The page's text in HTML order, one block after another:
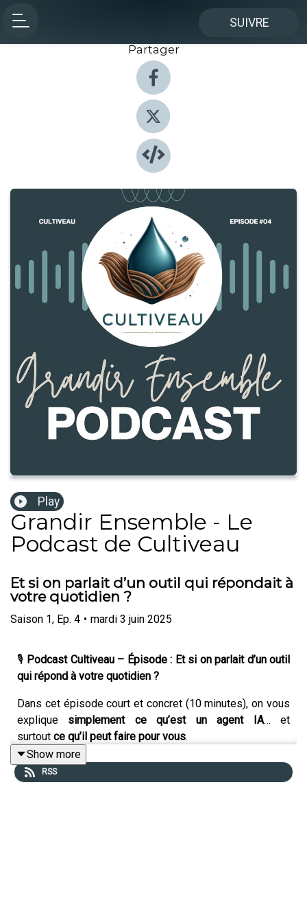
SUIVRE
Partager
Play
Grandir Ensemble - Le
Podcast de Cultiveau
Et si on parlait d’un outil qui répondait à
votre quotidien ?
Saison 1, Ep. 4 • mardi 3 juin 2025
🎙️ Podcast Cultiveau – Épisode : Et si on parlait d’un outil
qui répond à votre quotidien ?
Dans cet épisode court et concret (10 minutes), on vous
explique simplement ce qu’est un agent IA… et
surtout ce qu’il peut faire pour vous.
AvecVictor, programmeur IA chez Cultiveau, on parle :
Show more
RSS